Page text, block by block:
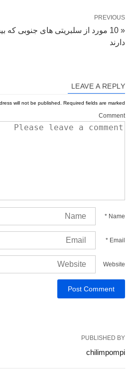
PREVIOUS
« 10 مورد از سلبریتی های جنوبی که
دارند
LEAVE A REPLY
will not be published. Required fields are marked
Comment
Name
*
Email
*
Website
PUBLISHED BY
chilimpompi